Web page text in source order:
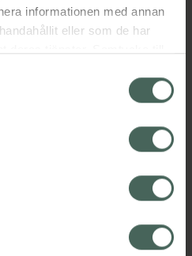
informationen med annan
eller som de har
samtycke påverkar inte
som skett innan återkallelsen.
dig. Du hittar oss från Skåne i
så är det vårt uppdrag att